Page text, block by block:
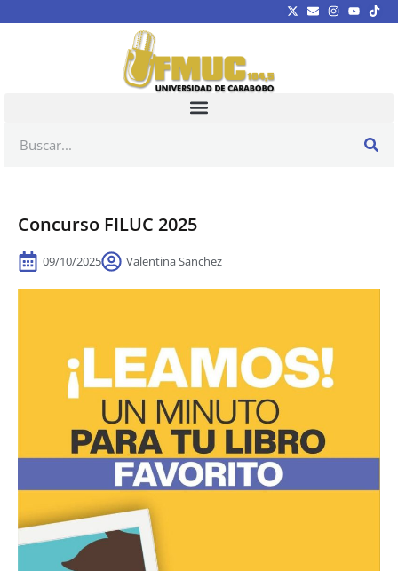
Concurso FILUC 2025
09/10/2025 Valentina Sanchez